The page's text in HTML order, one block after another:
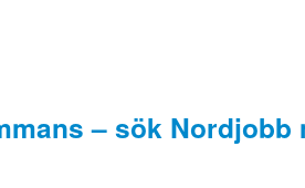
– sök Nordjobb